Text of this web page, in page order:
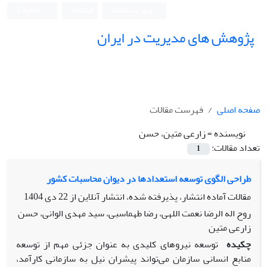
پژوهش های مدیریت در ایران
صفحه اصلی
فهرست مقالات
نویسنده =زارعی متین، حسن
تعداد مقالات:
1
طراحی الگوی توسعه استعدادها در دیوان محاسبات کشور
مقالات آماده انتشار، پذیرفته شده، انتشار آنلاین از22 دی 1404
روح اله الرضا نعمت اللهی، رضا طهماسبی، سید مهدی الوانی، حسن
زارعی متین
چکیده توسعه نیروهای کلیدی به عنوان جزئی مهم از توسعه
منابع انسانی سازمان می‌تواند پیشران نیل به سازمانی کارآمد،